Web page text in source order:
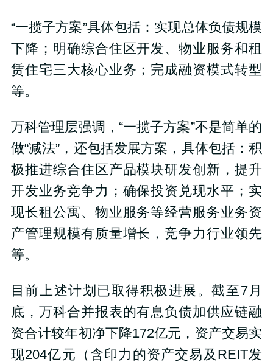
“一揽子方案”具体包括：实现总体负债规模
下降；明确综合住区开发、物业服务和租
赁住宅三大核心业务；完成融资模式转型
等。
万科管理层强调，“一揽子方案”不是简单的
做“减法”，还包括发展方案，具体包括：积
极推进综合住区产品模块研发创新，提升
开发业务竞争力；确保投资兑现水平；实
现长租公寓、物业服务等经营服务业务资
产管理规模有质量增长，竞争力行业领先
等。
目前上述计划已取得积极进展。截至7月
底，万科合并报表的有息负债加供应链融
资合计较年初净下降172亿元，资产交易实
现204亿元（含印力的资产交易及REIT发